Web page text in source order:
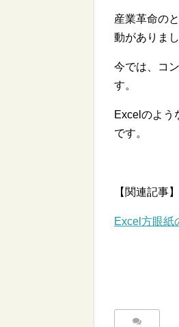
産業革命の
動がありまし
今では、コ
す。
Excelのよう
です。
【関連記事】
Excel方眼紙